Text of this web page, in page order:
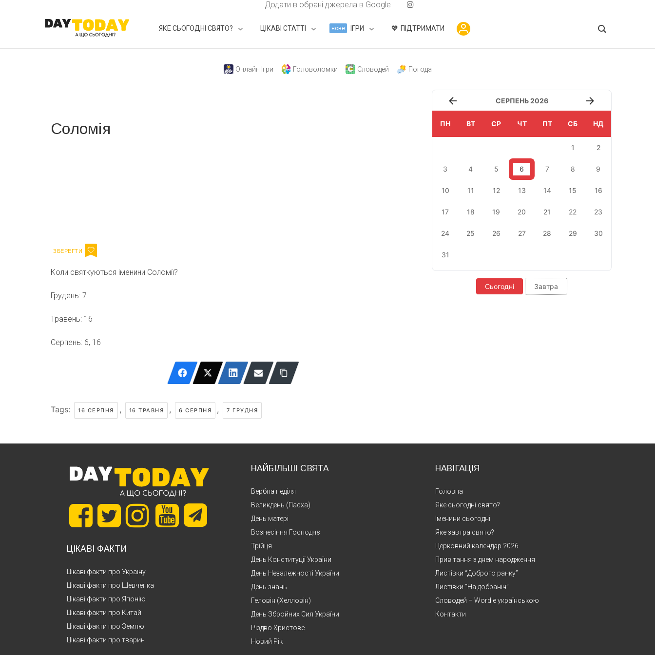
Додати в обрані джерела в Google
ЯКЕ СЬОГОДНІ СВЯТО? ЦІКАВІ СТАТТІ нове ІГРИ ПІДТРИМАТИ
Онлайн Ігри Головоломки Словодей Погода
Соломія
Коли святкуються іменини Соломії?
Грудень: 7
Травень: 16
Серпень: 6, 16
Tags: 16 СЕРПНЯ , 16 ТРАВНЯ , 6 СЕРПНЯ , 7 ГРУДНЯ
СЕРПЕНЬ 2026
ПН ВТ СР ЧТ ПТ СБ НД
1 2
3 4 5 6 7 8 9
10 11 12 13 14 15 16
17 18 19 20 21 22 23
24 25 26 27 28 29 30
31
Сьогодні Завтра
ЦІКАВІ ФАКТИ
Цікаві факти про Україну
Цікаві факти про Шевченка
Цікаві факти про Японію
Цікаві факти про Китай
Цікаві факти про Землю
Цікаві факти про тварин
НАЙБІЛЬШІ СВЯТА
Вербна неділя
Великдень (Пасха)
День матері
Вознесіння Господнє
Трійця
День Конституції України
День Незалежності України
День знань
Геловін (Хелловін)
День Збройних Сил України
Різдво Христове
Новий Рік
НАВІГАЦІЯ
Головна
Яке сьогодні свято?
Іменини сьогодні
Яке завтра свято?
Церковний календар 2026
Привітання з днем народження
Листівки “Доброго ранку”
Листівки “На добраніч”
Словодей – Wordle українською
Контакти